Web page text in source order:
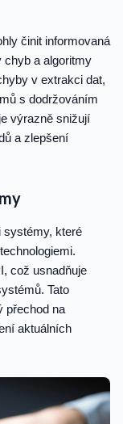
činit informovaná
chyb a algoritmy
v extrakci dat,
s dodržováním
výrazně snižují
a zlepšení
systémy, které
což usnadňuje
Tato
přechod na
aktuálních